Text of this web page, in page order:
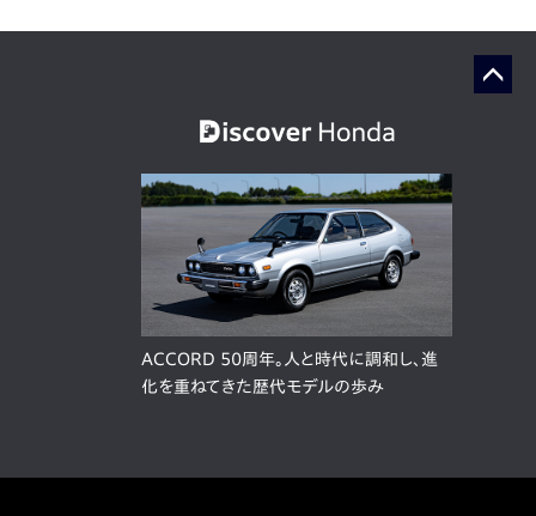
ACCORD 50周年。人と時代に調和し、進
化を重ねてきた歴代モデルの歩み